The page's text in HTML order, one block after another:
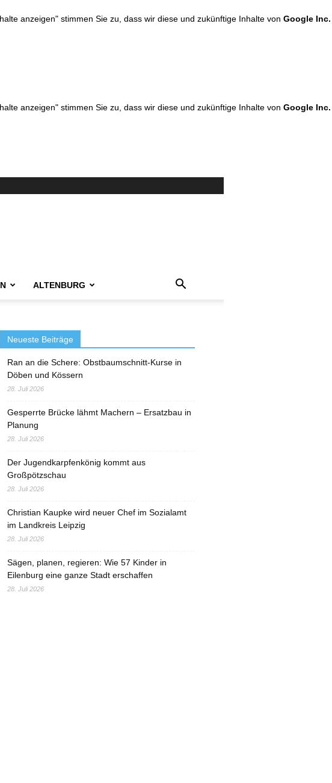
anzeigen" stimmen Sie zu, dass wir diese und zukünftige Inhalte von Google Inc.
anzeigen" stimmen Sie zu, dass wir diese und zukünftige Inhalte von Google Inc.
ALTENBURG
Neueste Beiträge
Ran an die Schere: Obstbaumschnitt-Kurse in
Döben und Kössern
28. Juli 2026
Gesperrte Brücke lähmt Machern – Ersatzbau in
Planung
28. Juli 2026
Der Jugendkarpfenkönig kommt aus
Großpötzschau
28. Juli 2026
Christian Kaupke wird neuer Chef im Sozialamt
im Landkreis Leipzig
28. Juli 2026
Sägen, planen, regieren: Wie 57 Kinder in
Eilenburg eine ganze Stadt erschaffen
28. Juli 2026